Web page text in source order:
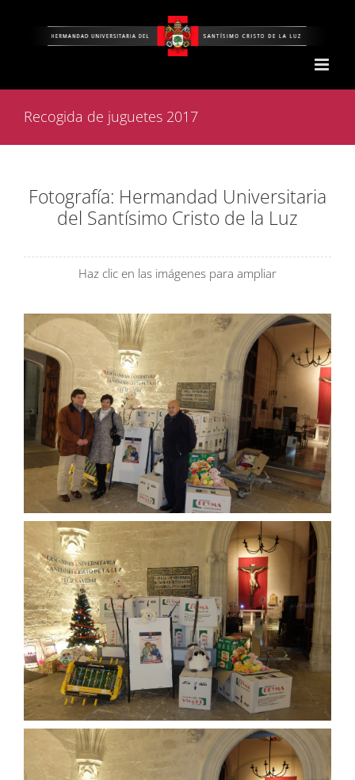
contenido
Recogida de juguetes 2017
Fotografía: Hermandad Universitaria
del Santísimo Cristo de la Luz
Haz clic en las imágenes para ampliar